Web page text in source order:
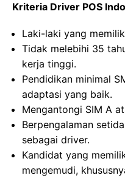
Kriteria Driver POS
Laki-laki yang
Tidak melebihi 35
kerja tinggi.
Pendidikan minimal
adaptasi yang baik.
Mengantongi SIM A
Berpengalaman
sebagai driver.
Kandidat yang
mengemudi,